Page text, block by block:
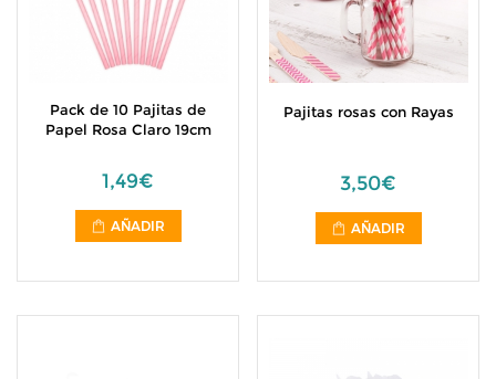
Pack de 10 Pajitas de
Papel Rosa Claro 19cm
1,49€
AÑADIR
Pajitas rosas con Rayas
3,50€
AÑADIR